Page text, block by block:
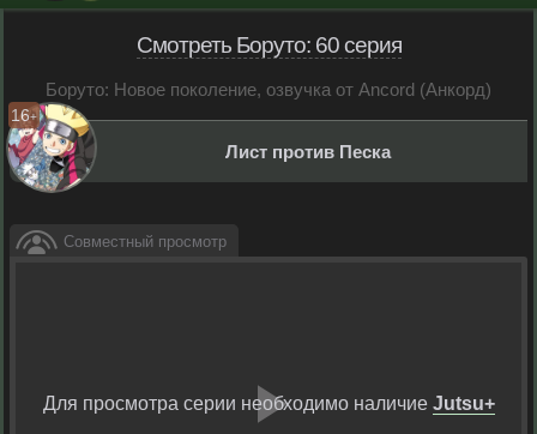
Смотреть Боруто: 60 серия
Боруто: Новое поколение, озвучка от Ancord (Анкорд)
16+
Лист против Песка
Совместный просмотр
Для просмотра серии необходимо наличие Jutsu+